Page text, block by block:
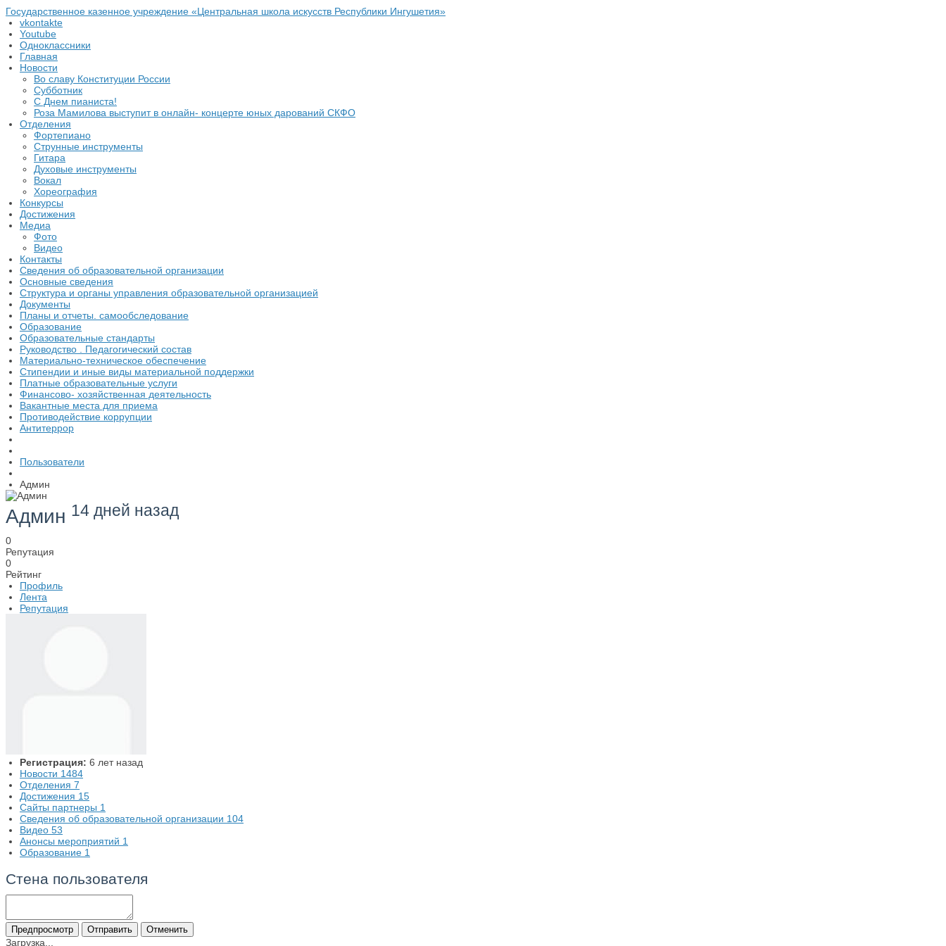
Государственное казенное учреждение «Центральная школа искусств Республики Ингушетия»
vkontakte
Youtube
Одноклассники
Главная
Новости
Во славу Конституции России
Субботник
С Днем пианиста!
Роза Мамилова выступит в онлайн- концерте юных дарований СКФО
Отделения
Фортепиано
Струнные инструменты
Гитара
Духовые инструменты
Вокал
Хореография
Конкурсы
Достижения
Медиа
Фото
Видео
Контакты
Сведения об образовательной организации
Основные сведения
Структура и органы управления образовательной организацией
Документы
Планы и отчеты. самообследование
Образование
Образовательные стандарты
Руководство . Педагогический состав
Материально-техническое обеспечение
Стипендии и иные виды материальной поддержки
Платные образовательные услуги
Финансово- хозяйственная деятельность
Вакантные места для приема
Противодействие коррупции
Антитеррор
Пользователи
Админ
Админ 14 дней назад
0
Репутация
0
Рейтинг
Профиль
Лента
Репутация
Регистрация: 6 лет назад
Новости 1484
Отделения 7
Достижения 15
Сайты партнеры 1
Сведения об образовательной организации 104
Видео 53
Анонсы мероприятий 1
Образование 1
Стена пользователя
Загрузка...